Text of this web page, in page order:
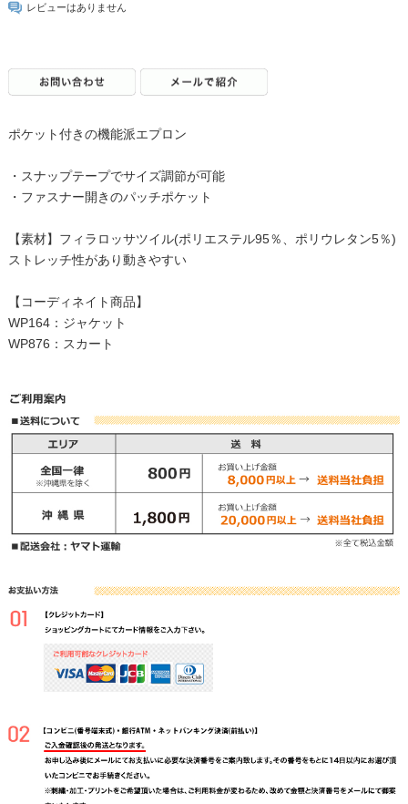
レビューはありません
ポケット付きの機能派エプロン
・スナップテープでサイズ調節が可能
・ファスナー開きのパッチポケット
【素材】フィラロッサツイル(ポリエステル95％、ポリウレタン5％)
ストレッチ性があり動きやすい
【コーディネイト商品】
WP164：ジャケット
WP876：スカート